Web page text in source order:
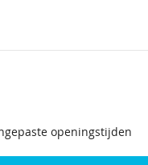
openingstijden